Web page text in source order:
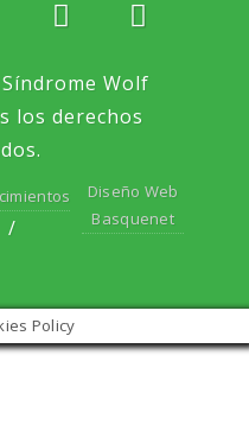
Wolf
los derechos
Diseño Web
Basquenet
Policy